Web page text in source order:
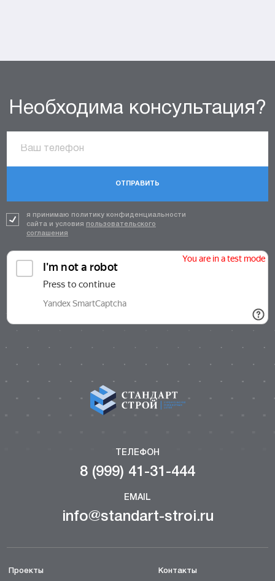
Необходима консультация?
ОТПРАВИТЬ
я принимаю политику конфиденциальности
сайта и условия пользовательского
соглашения
ТЕЛЕФОН
8 (999) 41-31-444
EMAIL
info@standart-stroi.ru
Проекты Контакты